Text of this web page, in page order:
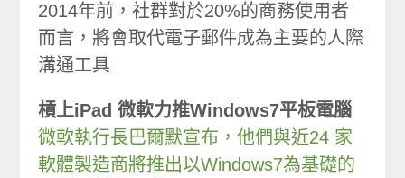
2014年前，社群對於20%的商務使用者
而言，將會取代電子郵件成為主要的人際
溝通工具
槓上iPad 微軟力推Windows7平板電腦
微軟執行長巴爾默宣布，他們與近24 家
軟體製造商將推出以Windows7為基礎的